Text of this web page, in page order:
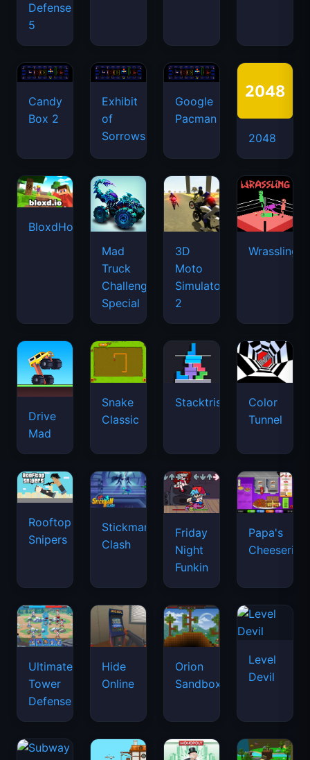
Defense
5
Candy
Box 2
Exhibit
of
Sorrows
Google
Pacman
2048
BloxdHop.io
Mad
Truck
Challenge
Special
3D
Moto
Simulator
2
Wrassling
Drive
Mad
Snake
Classic
Stacktris
Color
Tunnel
Rooftop
Snipers
Stickman
Clash
Friday
Night
Funkin
Papa's
Cheeseria
Ultimate
Tower
Defense
Hide
Online
Orion
Sandbox
Level
Devil